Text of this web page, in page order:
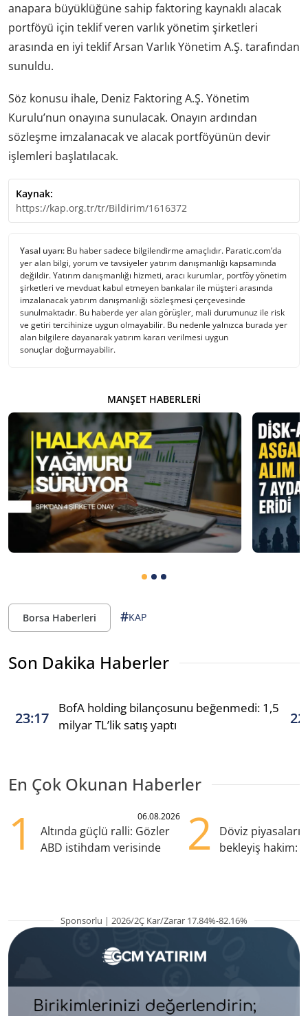
anapara büyüklüğüne sahip faktoring kaynaklı alacak
portföyü için teklif veren varlık yönetim şirketleri
arasında en iyi teklif Arsan Varlık Yönetim A.Ş. tarafından
sunuldu.
Söz konusu ihale, Deniz Faktoring A.Ş. Yönetim
Kurulu’nun onayına sunulacak. Onayın ardından
sözleşme imzalanacak ve alacak portföyünün devir
işlemleri başlatılacak.
Kaynak:
https://kap.org.tr/tr/Bildirim/1616372
Yasal uyarı: Bu haber sadece bilgilendirme amaçlıdır. Paratic.com’da
yer alan bilgi, yorum ve tavsiyeler yatırım danışmanlığı kapsamında
değildir. Yatırım danışmanlığı hizmeti, aracı kurumlar, portföy yönetim
şirketleri ve mevduat kabul etmeyen bankalar ile müşteri arasında
imzalanacak yatırım danışmanlığı sözleşmesi çerçevesinde
sunulmaktadır. Bu haberde yer alan görüşler, mali durumunuz ile risk
ve getiri tercihinize uygun olmayabilir. Bu nedenle yalnızca burada yer
alan bilgilere dayanarak yatırım kararı verilmesi uygun
sonuçlar doğurmayabilir.
MANŞET HABERLERI
Borsa Haberleri #KAP
Son Dakika Haberler
23:17
BofA holding bilançosunu beğenmedi: 1,5
milyar TL’lik satış yaptı
En Çok Okunan Haberler
1 06.08.2026
Altında güçlü ralli: Gözler
ABD istihdam verisinde
2
Döviz
bekleyiş hakim:
Sponsorlu | 2026/2Ç Kar/Zarar 17.84%-82.16%